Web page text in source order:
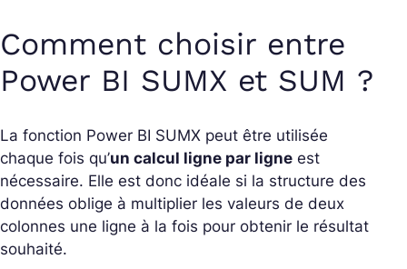
Comment choisir entre
Power BI SUMX et SUM ?
La fonction Power BI SUMX peut être utilisée
chaque fois qu’un calcul ligne par ligne est
nécessaire. Elle est donc idéale si la structure des
données oblige à multiplier les valeurs de deux
colonnes une ligne à la fois pour obtenir le résultat
souhaité.